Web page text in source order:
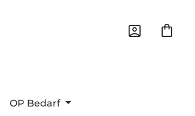
OP Bedarf